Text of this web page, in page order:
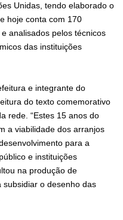
Unidas, tendo elaborado o
hoje conta com 170
analisados pelos técnicos
das instituições
e integrante do
do texto comemorativo
rede. “Estes 15 anos do
a viabilidade dos arranjos
para a
e instituições
na produção de
subsidiar o desenho das